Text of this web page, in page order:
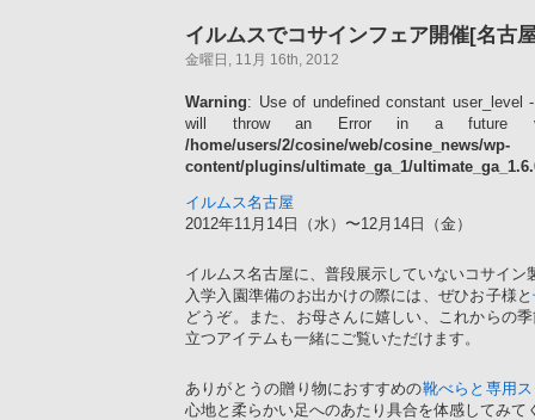
イルムスでコサインフェア開催[名古
金曜日, 11月 16th, 2012
Warning: Use of undefined constant user_level
will throw an Error in a future
/home/users/2/cosine/web/cosine_news/wp-
content/plugins/ultimate_ga_1/
イルムス名古屋
2012年11月14日（水）〜12月14日（金）
イルムス名古屋に、普段展示していないコサイン
入学入園準備のお出かけの際には、ぜひお子様と
どうぞ。また、お母さんに嬉しい、これからの
立つアイテムも一緒にご覧いただけます。
ありがとうの贈り物におすすめの靴べらと専用
心地と柔らかい足へのあたり具合を体感してみて